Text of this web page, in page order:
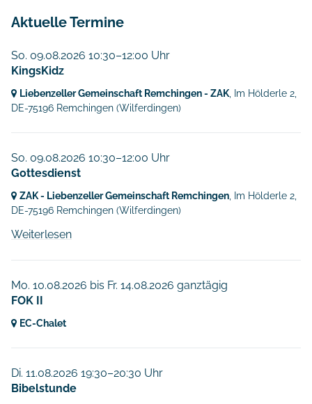
Aktuelle Termine
So. 09.08.2026 10:30–12:00 Uhr
KingsKidz
Liebenzeller Gemeinschaft Remchingen - ZAK , Im Hölderle 2,
DE-75196 Remchingen (Wilferdingen)
So. 09.08.2026 10:30–12:00 Uhr
Gottesdienst
ZAK - Liebenzeller Gemeinschaft Remchingen , Im Hölderle 2,
DE-75196 Remchingen (Wilferdingen)
Weiterlesen
Mo. 10.08.2026 bis Fr. 14.08.2026 ganztägig
FOK II
EC-Chalet
Di. 11.08.2026 19:30–20:30 Uhr
Bibelstunde